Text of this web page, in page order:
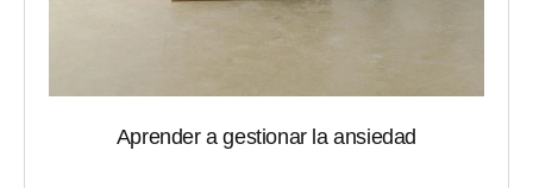
Aprender a gestionar la ansiedad